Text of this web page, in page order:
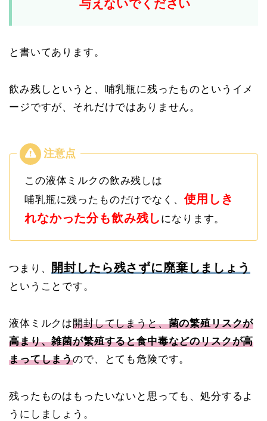
与えないでください
と書いてあります。
飲み残しというと、哺乳瓶に残ったものというイメ
ージですが、それだけではありません。
この液体ミルクの飲み残しは
哺乳瓶に残ったものだけでなく、 使用しき
れなかった分も飲み残し になります。
つまり、 開封したら残さずに廃棄しましょう
ということです。
液体ミルクは開封してしまうと、菌の繁殖リスクが
高まり、雑菌が繁殖すると食中毒などのリスクが高
まってしまうので、とても危険です。
残ったものはもったいないと思っても、処分するよ
うにしましょう。